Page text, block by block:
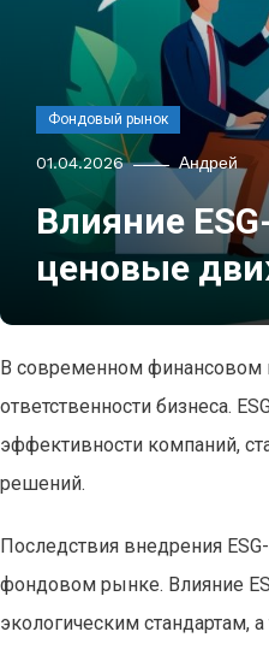
Фондовый рынок
01.04.2026 Андрей
Влияние
ценовые
В современном финансовом
ответственности бизнеса.
эффективности компаний,
решений.
Последствия внедрения
фондовом рынке. Влияние
экологическим стандартам,